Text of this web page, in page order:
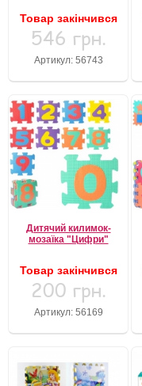
Товар закінчився
546 грн.
Артикул: 56743
Дитячий килимок-
мозаїка "Цифри"
Товар закінчився
200 грн.
Артикул: 56169